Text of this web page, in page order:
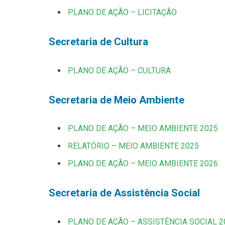
PLANO DE AÇÃO – LICITAÇÃO
Secretaria de Cultura
PLANO DE AÇÃO – CULTURA
Secretaria de Meio Ambiente
PLANO DE AÇÃO – MEIO AMBIENTE 2025
RELATÓRIO – MEIO AMBIENTE 2025
PLANO DE AÇÃO – MEIO AMBIENTE 2026
Secretaria de Assistência Social
PLANO DE AÇÃO – ASSISTÊNCIA SOCIAL